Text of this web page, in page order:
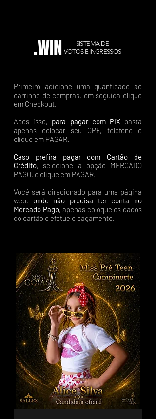
.WIN
SISTEMA DE
VOTOS E INGRESSOS
Primeiro adicione uma quantidade ao
carrinho de compras, em seguida clique
em Checkout.
Após isso, para pagar com PIX basta
apenas colocar seu CPF, telefone e
clique em PAGAR.
Caso prefira pagar com Cartão de
Crédito, selecione a opção MERCADO
PAGO, e clique em PAGAR.
Você será direcionado para uma página
web, onde não precisa ter conta no
Mercado Pago, apenas coloque os dados
do cartão e efetue o pagamento.